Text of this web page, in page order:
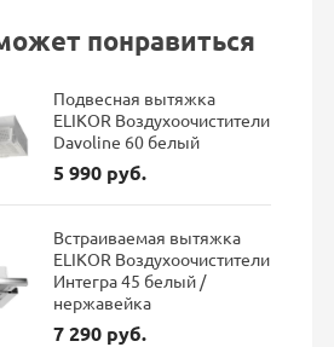
понравиться
Подвесная вытяжка
ELIKOR Воздухоочистители
Davoline 60 белый
5 990 руб.
Встраиваемая вытяжка
ELIKOR Воздухоочистители
Интегра 45 белый /
нержавейка
7 290 руб.